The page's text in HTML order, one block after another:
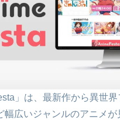
」は、最新作から異世
幅広いジャンルのアニメが